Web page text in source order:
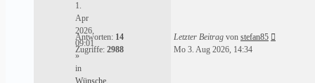
1.
Apr
2026,
09:01
»
in
Antworten: 14
Zugriffe: 2988
Letzter Beitrag von stefan85
Mo 3. Aug 2026, 14:34